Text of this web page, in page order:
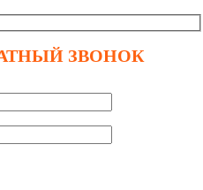
ЗВОНОК